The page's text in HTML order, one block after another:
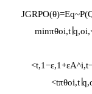
JGRPO(θ)=Eq~P(
minπθoi,t∣ q,oi,
<t,1−ε,1+εA^i,t
<tπθoi,t ∣q,